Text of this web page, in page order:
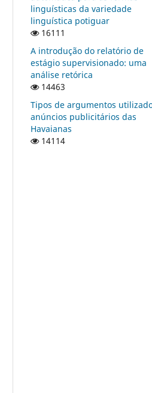
linguísticas da variedade
linguística potiguar
16111
A introdução do relatório de
estágio supervisionado: uma
análise retórica
14463
Tipos de argumentos
anúncios publicitários das
Havaianas
14114